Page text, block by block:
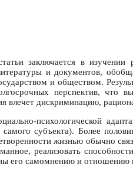
заключается в
и документов,
и обществом.
перспектив, что
влечет дискриминацию,
психологической
субъекта). Более
жизнью обычно
реализовать
его самомнению и отношению